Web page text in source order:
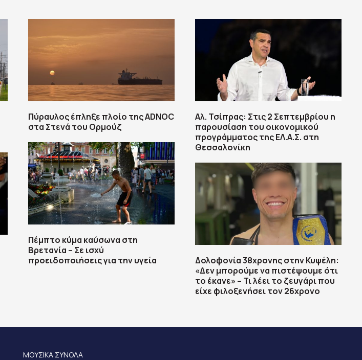
Πύραυλος έπληξε πλοίο της ADNOC
στα Στενά του Ορμούζ
Πέμπτο κύμα καύσωνα στη
Βρετανία – Σε ισχύ
προειδοποιήσεις για την υγεία
Αλ. Τσίπρας: Στις 2 Σεπτεμβρίου η
παρουσίαση του οικονομικού
προγράμματος της ΕΛ.Α.Σ. στη
Θεσσαλονίκη
Δολοφονία 38χρονης στην Κυψέλη:
«Δεν μπορούμε να πιστέψουμε ότι
το έκανε» – Τι λέει το ζευγάρι που
είχε φιλοξενήσει τον 26χρονο
ΜΟΥΣΙΚΑ ΣΥΝΟΛΑ